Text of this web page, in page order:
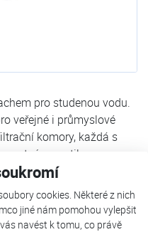
cookies. Některé z nich
jiné nám pomohou vylepšit
navést k tomu, co právě
pro studenou vodu.
veřejné i průmyslové
komory, každá s
ventilem s
polohy a polohy
s odsáváním kalu
V průběhu čištění
v plném provozu.